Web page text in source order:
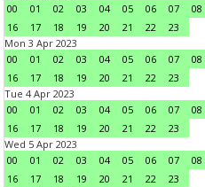
00
01 02 03 04 05 06 07 08
16
17 18 19 20 21 22
23
Mon 3 Apr 2023
00
01 02 03 04 05 06 07 08
16
17 18 19 20 21 22
23
Tue 4 Apr 2023
00
01 02 03 04 05 06 07 08
16
17 18 19 20 21 22
23
Wed 5 Apr 2023
00
01 02 03 04 05 06 07 08
16
17 18 19 20 21 22
23